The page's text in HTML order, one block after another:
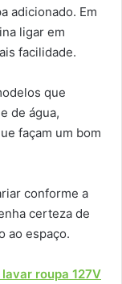
adicionado. Em
ligar em
facilidade.
que
de água,
façam um bom
conforme a
certeza de
ao espaço.
roupa 127V